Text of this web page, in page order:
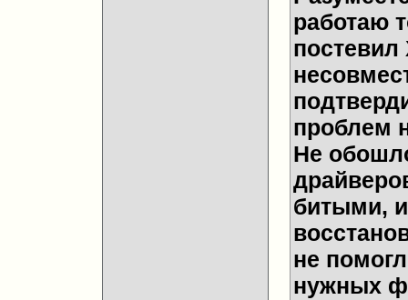
работаю
постевил
проблем
Не
битыми,
не
нужных